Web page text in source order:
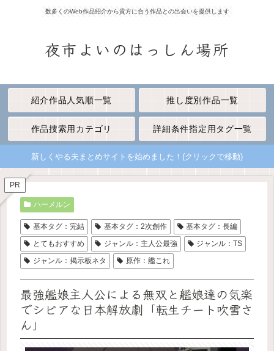
数多くのWeb作品紹介から貴方に合う作品との出会いを提供します
夜市よいのはっしん場所
紹介作品人気順一覧 推し度別作品一覧
作品捜索用カテゴリ 詳細条件指定用タグ一覧
新しくやる夫まとめサイトを始めました！(クリックで移動)
PR
ハーメルン
基本タグ：完結 基本タグ：2次創作
基本タグ：長編
とてもおすすめ
ジャンル：主人公最強
ジャンル：TS
ジャンル：掲示板ネタ
原作：艦これ
最強艦娘主人公による無双と艦娘達の気楽
でシビアな日本解放劇「転生チート吹雪さ
ん」